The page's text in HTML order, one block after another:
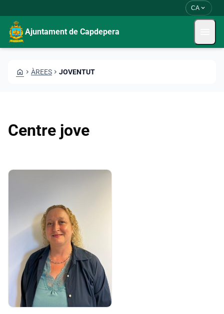
CA expand_more
Ajuntament de Capdepera
HOME CHEVRON_RIGHT ÀREES CHEVRON_RIGHT JOVENTUT
Centre jove